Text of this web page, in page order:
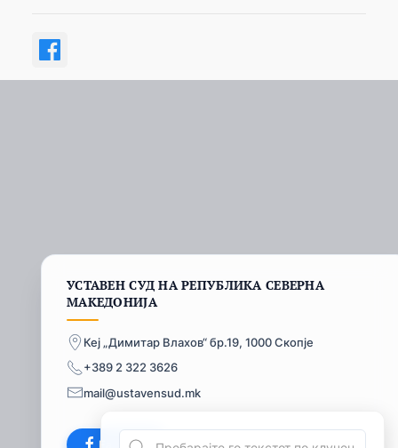
УСТАВЕН СУД НА РЕПУБЛИКА СЕВЕРНА
МАКЕДОНИЈА
Кеј „Димитар Влахов“ бр.19, 1000 Скопје
+389 2 322 3626
mail@ustavensud.mk
Facebook